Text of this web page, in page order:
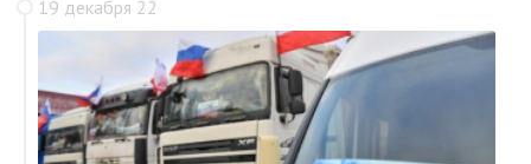
19 декабря 22